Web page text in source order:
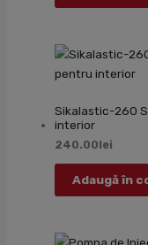
Sikalastic-260
interior
240.00lei
Adaugă în